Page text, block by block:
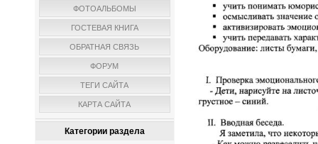
ФОТОАЛЬБОМЫ
ГОСТЕВАЯ КНИГА
ОБРАТНАЯ СВЯЗЬ
ФОРУМ
ТЕГИ САЙТА
КАРТА САЙТА
Категории раздела